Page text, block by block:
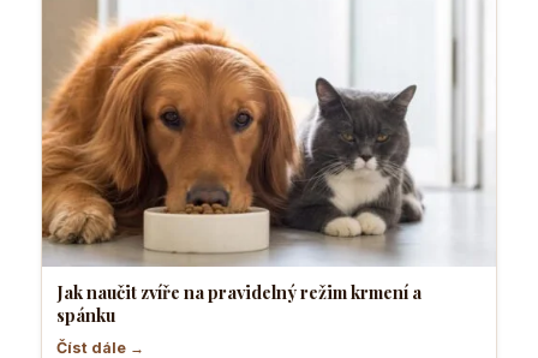
Jak naučit zvíře na pravidelný režim krmení a
spánku
Číst dále →